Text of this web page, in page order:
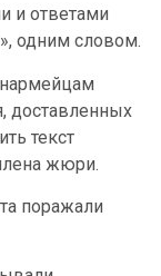
и ответами
одним словом.
доставленных
текст
жюри.
поражали